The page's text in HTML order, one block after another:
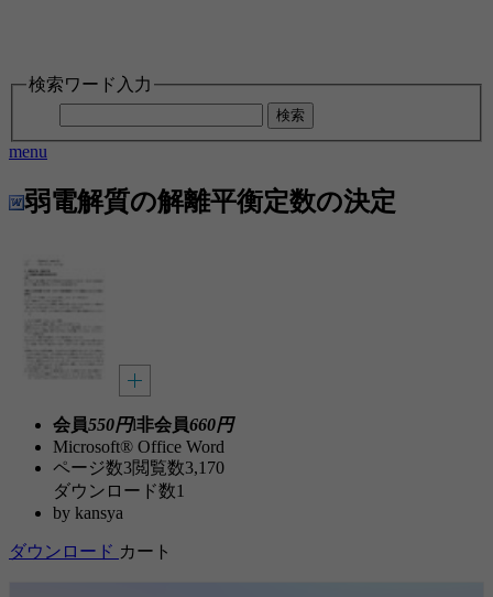
検索ワード入力
検索
menu
弱電解質の解離平衡定数の決定
会員550円l非会員660円
Microsoft® Office Word
ページ数3閲覧数3,170
ダウンロード数1
by kansya
ダウンロード カート